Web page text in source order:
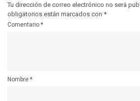
Tu dirección de correo electrónico no será
obligatorios están marcados con *
Comentario *
Nombre *